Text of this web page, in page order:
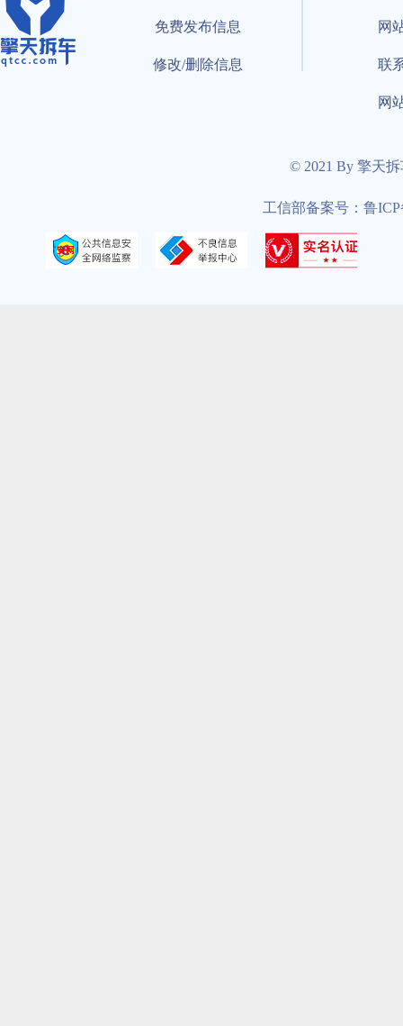
免费发布信息
修改/删除信息
网
联
网
© 2021 By 擎天
工信部备案号：鲁